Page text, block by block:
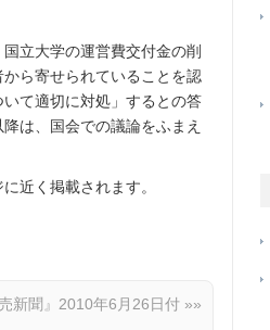
立大学の運営費交付金の削
ら寄せられていることを認
て適切に対処」するとの答
は、国会での議論をふまえ
近く掲載されます。
新聞』2010年6月26日付 »»